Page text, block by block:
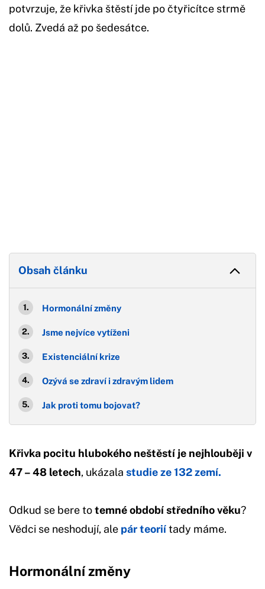
potvrzuje, že křivka štěstí jde po čtyřicítce strmě
dolů. Zvedá až po šedesátce.
Obsah článku
Hormonální změny
Jsme nejvíce vytíženi
Existenciální krize
Ozývá se zdraví i zdravým lidem
Jak proti tomu bojovat?
Křivka pocitu hlubokého neštěstí je nejhlouběji v
47 – 48 letech, ukázala studie ze 132 zemí.
Odkud se bere totemné období středního věku?
Vědci se neshodují, ale pár teoriítady máme.
Hormonální změny